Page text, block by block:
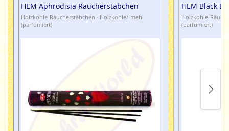
100% natürlich, ohne Schadstoffe und in Handarbeit
gefertigt.
HEM Aphrodisia Räucherstäbchen
Holzkohle-Räucherstäbchen · Holzkohle/-mehl
(parfümiert)
HEM Black
Holzkohle-
(parfümiert)